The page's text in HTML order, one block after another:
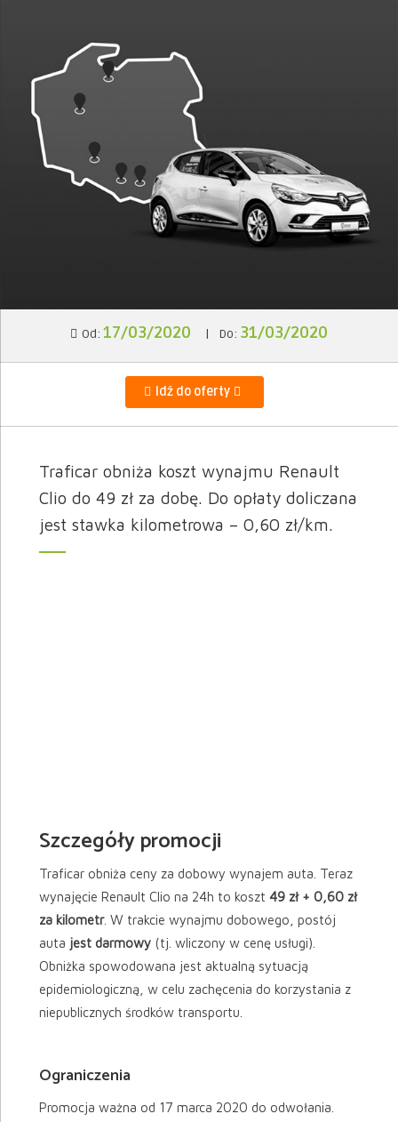
Od: 17/03/2020 | Do: 31/03/2020
Idź do oferty
Traficar obniża koszt wynajmu Renault
Clio do 49 zł za dobę. Do opłaty doliczana
jest stawka kilometrowa – 0,60 zł/km.
Szczegóły promocji
Traficar obniża ceny za dobowy wynajem auta. Teraz
wynajęcie Renault Clio na 24h to koszt 49 zł + 0,60 zł
za kilometr. W trakcie wynajmu dobowego, postój
auta jest darmowy (tj. wliczony w cenę usługi).
Obniżka spowodowana jest aktualną sytuacją
epidemiologiczną, w celu zachęcenia do korzystania z
niepublicznych środków transportu.
Ograniczenia
Promocja ważna od 17 marca 2020 do odwołania.